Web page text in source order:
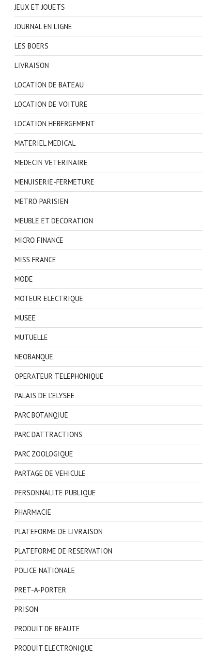
JEUX ET JOUETS
JOURNAL EN LIGNE
LES BOERS
LIVRAISON
LOCATION DE BATEAU
LOCATION DE VOITURE
LOCATION HEBERGEMENT
MATERIEL MEDICAL
MEDECIN VETERINAIRE
MENUISERIE-FERMETURE
METRO PARISIEN
MEUBLE ET DECORATION
MICRO FINANCE
MISS FRANCE
MODE
MOTEUR ELECTRIQUE
MUSEE
MUTUELLE
NEOBANQUE
OPERATEUR TELEPHONIQUE
PALAIS DE L'ELYSEE
PARC BOTANQIUE
PARC D'ATTRACTIONS
PARC ZOOLOGIQUE
PARTAGE DE VEHICULE
PERSONNALITE PUBLIQUE
PHARMACIE
PLATEFORME DE LIVRAISON
PLATEFORME DE RESERVATION
POLICE NATIONALE
PRET-A-PORTER
PRISON
PRODUIT DE BEAUTE
PRODUIT ELECTRONIQUE